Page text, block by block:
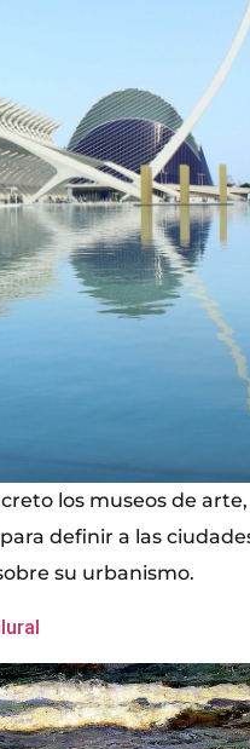
los museos de
definir a las
su urbanismo.